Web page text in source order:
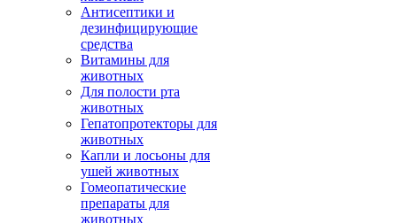
Антисептики и
дезинфицирующие
средства
Витамины для
животных
Для полости рта
животных
Гепатопротекторы для
животных
Капли и лосьоны для
ушей животных
Гомеопатические
препараты для
животных